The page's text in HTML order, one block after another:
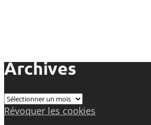
Archives
Archives
Révoquer les cookies